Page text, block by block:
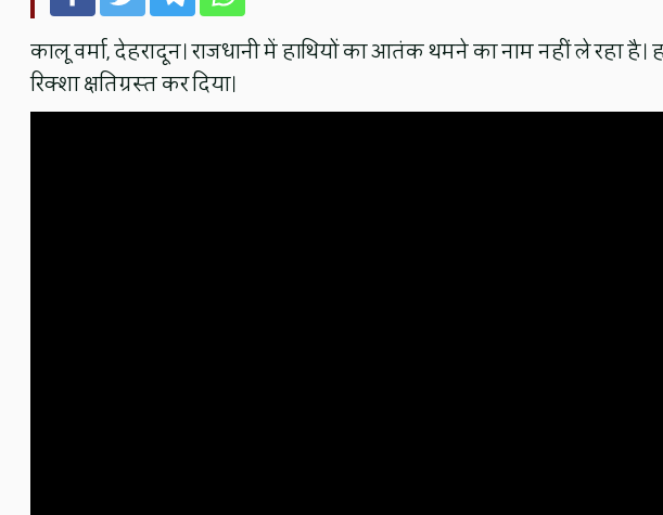
कालू वर्मा, देहरादून। राजधानी में हाथियों का आतंक थमने का नाम नहीं ले रहा
रिक्शा क्षतिग्रस्त कर दिया।